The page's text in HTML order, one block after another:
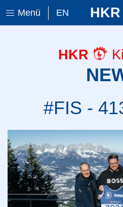
Menü EN HKR
HKR
#FIS -